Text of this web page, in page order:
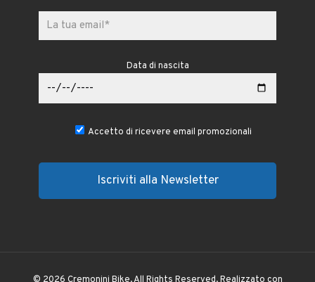
Data di nascita
Accetto di ricevere email promozionali
© 2026 Cremonini Bike. All Rights Reserved. Realizzato con